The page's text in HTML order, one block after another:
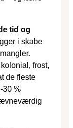
tid og
i skabe
frost,
de fleste
30 %